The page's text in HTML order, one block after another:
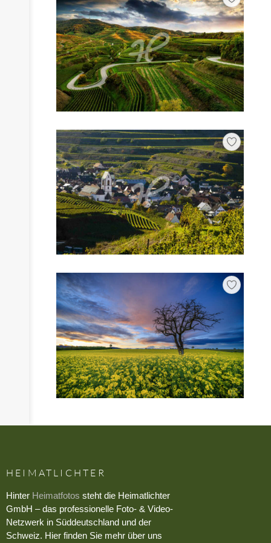
HEIMATLICHTER
Hinter Heimatfotos steht die Heimatlichter
GmbH – das professionelle Foto- & Video-
Netzwerk in Süddeutschland und der
Schweiz. Hier finden Sie mehr über uns